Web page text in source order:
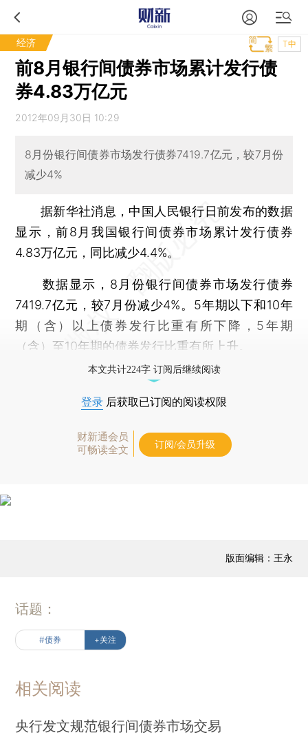
经济 T中
前8月银行间债券市场累计发行债
券4.83万亿元
2012年09月30日 10:29
8月份银行间债券市场发行债券7419.7亿元，较7月份
减少4%
据新华社消息，中国人民银行日前发布的数据
显示，前8月我国银行间债券市场累计发行债券
4.83万亿元，同比减少4.4%。
数据显示，8月份银行间债券市场发行债券
7419.7亿元，较7月份减少4%。5年期以下和10年
期（含）以上债券发行比重有所下降，5年期
（含）至10年期的债券发行比重有所上升。
本文共计224字 订阅后继续阅读
登录 后获取已订阅的阅读权限
财新通会员
可畅读全文
订阅/会员升级
版面编辑：王永
话题：
#债券 +关注
相关阅读
央行发文规范银行间债券市场交易